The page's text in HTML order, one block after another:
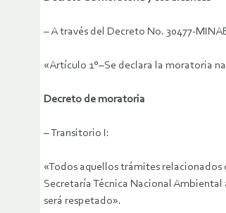
– A través del Decreto No. 30477-
«Artículo 1°–Se declara la moratoria
Decreto de moratoria
– Transitorio I:
«Todos aquellos trámites
Secretaría Técnica Nacional
será respetado».